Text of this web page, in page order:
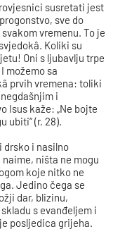
susretati jest
sve do
vremenu. To je
Koliki su
Oni s ljubavlju trpe
možemo sa
prvih vremena: toliki
i
Isus kaže: „Ne bojte
ubiti“ (r. 28).
drsko i nasilno
ništa ne mogu
koje nitko ne
Jedino čega se
dar, blizinu,
s evanđeljem i
posljedica grijeha.